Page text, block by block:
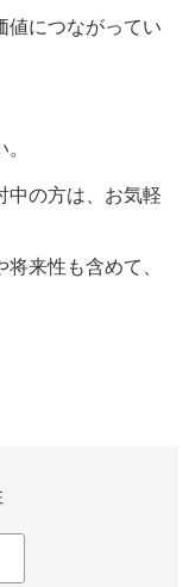
値につながってい
中の方は、お気軽
来性も含めて、